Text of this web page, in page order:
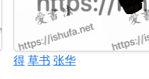
得草书 张华